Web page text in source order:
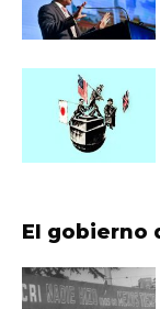
El gobierno